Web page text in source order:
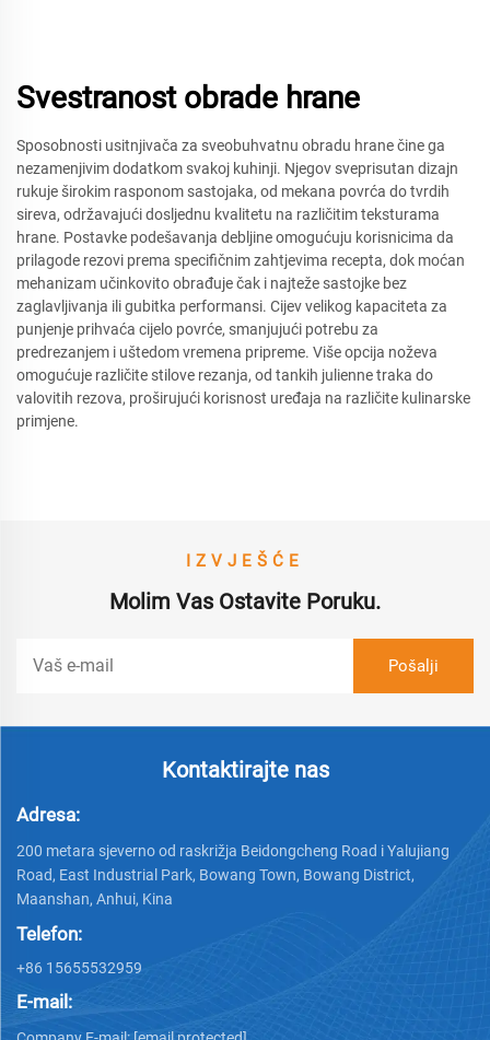
Svestranost obrade hrane
Sposobnosti usitnjivača za sveobuhvatnu obradu hrane čine ga
nezamenjivim dodatkom svakoj kuhinji. Njegov sveprisutan dizajn
rukuje širokim rasponom sastojaka, od mekana povrća do tvrdih
sireva, održavajući dosljednu kvalitetu na različitim teksturama
hrane. Postavke podešavanja debljine omogućuju korisnicima da
prilagode rezovi prema specifičnim zahtjevima recepta, dok moćan
mehanizam učinkovito obrađuje čak i najteže sastojke bez
zaglavljivanja ili gubitka performansi. Cijev velikog kapaciteta za
punjenje prihvaća cijelo povrće, smanjujući potrebu za
predrezanjem i uštedom vremena pripreme. Više opcija noževa
omogućuje različite stilove rezanja, od tankih julienne traka do
valovitih rezova, proširujući korisnost uređaja na različite kulinarske
primjene.
IZVJEŠĆE
Molim Vas Ostavite Poruku.
Kontaktirajte nas
Adresa:
200 metara sjeverno od raskrižja Beidongcheng Road i Yalujiang
Road, East Industrial Park, Bowang Town, Bowang District,
Maanshan, Anhui, Kina
Telefon:
+86 15655532959
E-mail: